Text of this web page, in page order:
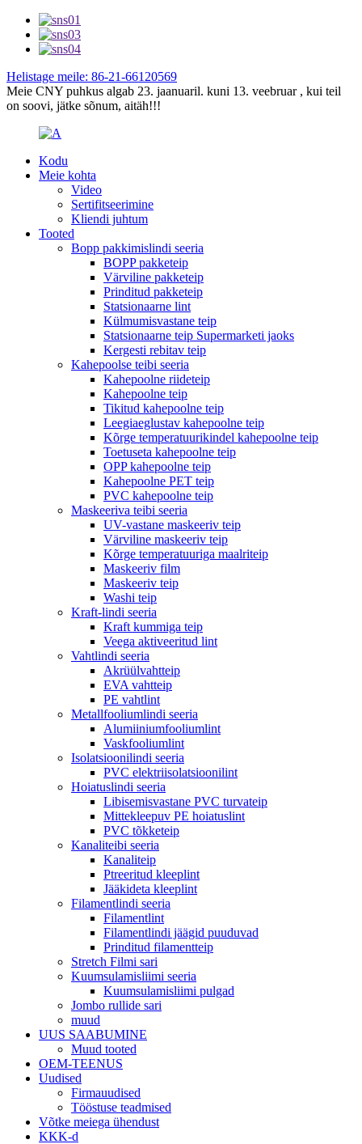
Helistage meile: 86-21-66120569
Meie CNY puhkus algab 23. jaanuaril. kuni 13. veebruar , kui teil
on soovi, jätke sõnum, aitäh!!!
Kodu
Meie kohta
Video
Sertifitseerimine
Kliendi juhtum
Tooted
Bopp pakkimislindi seeria
BOPP pakketeip
Värviline pakketeip
Prinditud pakketeip
Statsionaarne lint
Külmumisvastane teip
Statsionaarne teip Supermarketi jaoks
Kergesti rebitav teip
Kahepoolse teibi seeria
Kahepoolne riideteip
Kahepoolne teip
Tikitud kahepoolne teip
Leegiaeglustav kahepoolne teip
Kõrge temperatuurikindel kahepoolne teip
Toetuseta kahepoolne teip
OPP kahepoolne teip
Kahepoolne PET teip
PVC kahepoolne teip
Maskeeriva teibi seeria
UV-vastane maskeeriv teip
Värviline maskeeriv teip
Kõrge temperatuuriga maalriteip
Maskeeriv film
Maskeeriv teip
Washi teip
Kraft-lindi seeria
Kraft kummiga teip
Veega aktiveeritud lint
Vahtlindi seeria
Akrüülvahtteip
EVA vahtteip
PE vahtlint
Metallfooliumlindi seeria
Alumiiniumfooliumlint
Vaskfooliumlint
Isolatsioonilindi seeria
PVC elektriisolatsioonilint
Hoiatuslindi seeria
Libisemisvastane PVC turvateip
Mittekleepuv PE hoiatuslint
PVC tõkketeip
Kanaliteibi seeria
Kanaliteip
Ptreeritud kleeplint
Jääkideta kleeplint
Filamentlindi seeria
Filamentlint
Filamentlindi jäägid puuduvad
Prinditud filamentteip
Stretch Filmi sari
Kuumsulamisliimi seeria
Kuumsulamisliimi pulgad
Jombo rullide sari
muud
UUS SAABUMINE
Muud tooted
OEM-TEENUS
Uudised
Firmauudised
Tööstuse teadmised
Võtke meiega ühendust
KKK-d